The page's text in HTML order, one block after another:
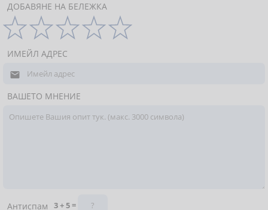
ДОБАВЯНЕ НА БЕЛЕЖКА
ИМЕЙЛ АДРЕС

ВАШЕТО МНЕНИЕ
Антиспам
3 + 5 =